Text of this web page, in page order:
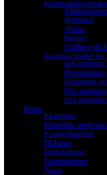
Kemikaliekontroller
Welldana
Aseko
Bayrol
Gullberg &
Kemiska medel för
pH-reglering
Desinfektion
Flockning
Div.
Spa
Bastu
Elektriska
Elektriske
Kontrollpaneler
IR-bastu
Bastukabiner
Dampkabiner
Ånga